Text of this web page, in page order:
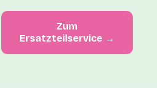
Zum
Ersatzteilservice →